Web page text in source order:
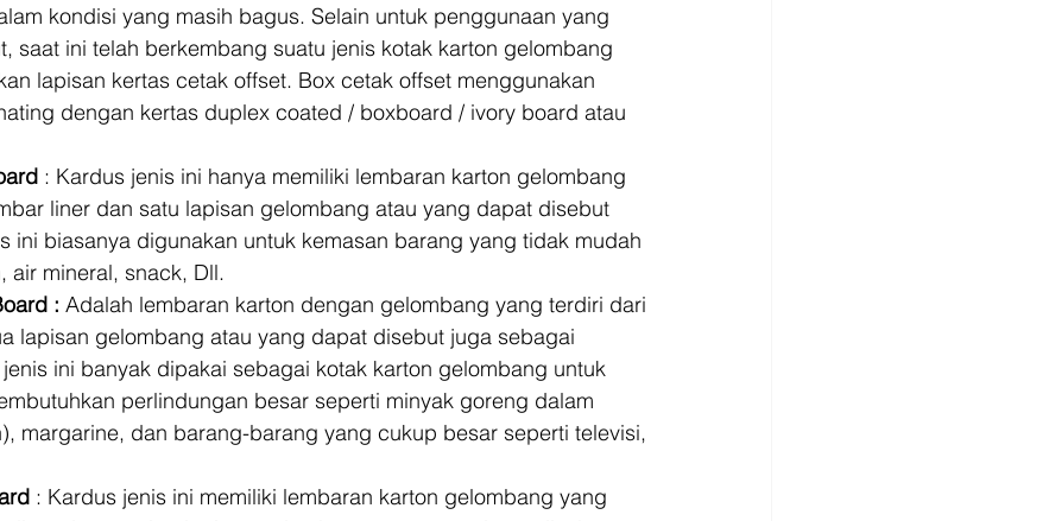
kondisi yang masih bagus. Selain untuk penggunaan yang
saat ini telah berkembang suatu jenis kotak karton gelombang
lapisan kertas cetak offset. Box cetak offset menggunakan
dengan kertas duplex coated / boxboard / ivory board atau
: Kardus jenis ini hanya memiliki lembaran karton gelombang
liner dan satu lapisan gelombang atau yang dapat disebut
ini biasanya digunakan untuk kemasan barang yang tidak mudah
air mineral, snack, Dll.
: Adalah lembaran karton dengan gelombang yang terdiri dari
lapisan gelombang atau yang dapat disebut juga sebagai
ini banyak dipakai sebagai kotak karton gelombang untuk
perlindungan besar seperti minyak goreng dalam
margarine, dan barang-barang yang cukup besar seperti televisi,
: Kardus jenis ini memiliki lembaran karton gelombang yang